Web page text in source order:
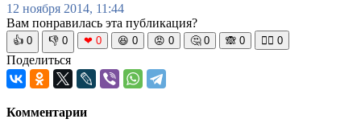
12 ноября 2014, 11:44
Вам понравилась эта публикация?
👍 0 👎 0 ❤ 0 😆 0 😡 0 🤔 0 🙈 0 🧘‍♀️ 0
Поделиться
Комментарии